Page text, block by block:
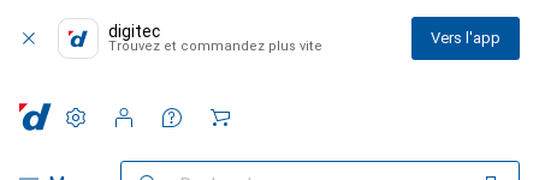
digitec
Trouvez et commandez plus vite Vers l'app
Navigation par catégorie
Paramètres
Compte client
Listes de comparaison
Listes d'envies
Panier